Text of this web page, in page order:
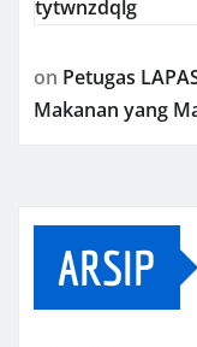
tytwnzdqlg
on Petugas
Makanan yang
ARSIP